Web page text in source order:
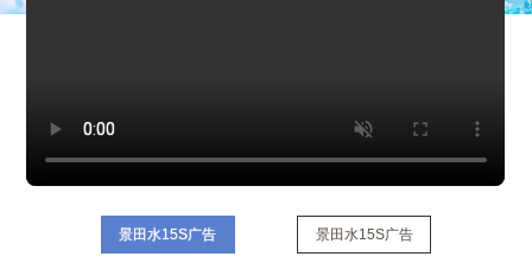
景田水15S广告 景田水15S广告